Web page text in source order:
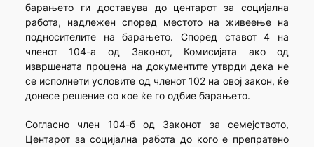
барањето ги доставува до центарот за социјална
работа, надлежен според местото на живеење на
подносителите на барањето. Според ставот 4 на
членот 104-а од Законот, Комисијата ако од
извршената процена на документите утврди дека не
се исполнети условите од членот 102 на овој закон, ќе
донесе решение со кое ќе го одбие барањето.
Согласно член 104-б од Законот за семејството,
Центарот за социјална работа до кого е препратено